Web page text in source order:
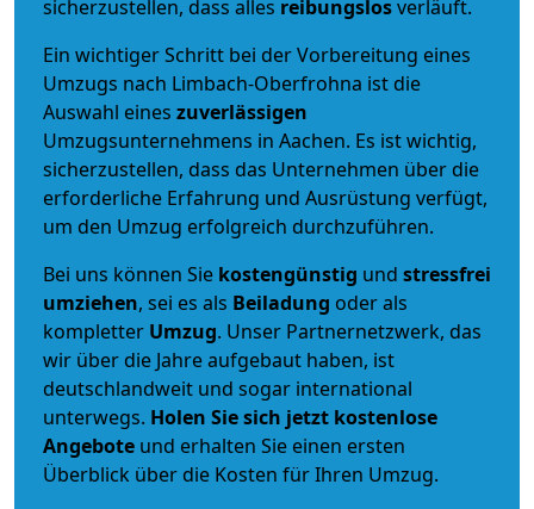
sicherzustellen, dass alles reibungslosverläuft.
Ein wichtiger Schritt bei der Vorbereitung eines
Umzugs nach Limbach-Oberfrohna ist die
Auswahl eines zuverlässigen
Umzugsunternehmens in Aachen. Es ist wichtig,
sicherzustellen, dass das Unternehmen über die
erforderliche Erfahrung und Ausrüstung verfügt,
um den Umzug erfolgreich durchzuführen.
Bei uns können Sie kostengünstig und stressfrei
umziehen, sei es als Beiladung oder als
kompletter Umzug. Unser Partnernetzwerk, das
wir über die Jahre aufgebaut haben, ist
deutschlandweit und sogar international
unterwegs. Holen Sie sich jetzt kostenlose
Angebote und erhalten Sie einen ersten
Überblick über die Kosten für Ihren Umzug.